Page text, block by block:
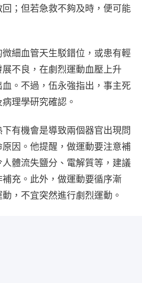
；但若急救不夠及時，便可能
細血管天生駁錯位，或患有輕
不良，在劇烈運動血壓上升
。不過，伍永強指出，事主死
理學研究確認。
有機會是導致兩個器官出現問
因。他提醒，做運動要注意補
體流失鹽分、電解質等，建議
充。此外，做運動要循序漸
，不宜突然進行劇烈運動。